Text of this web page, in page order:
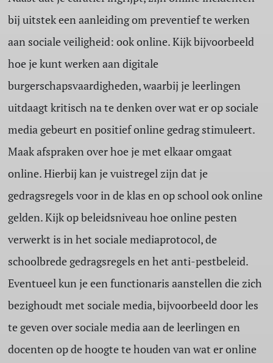
bij uitstek een aanleiding om preventief te werken
aan sociale veiligheid: ook online. Kijk bijvoorbeeld
hoe je kunt werken aan digitale
burgerschapsvaardigheden, waarbij je leerlingen
uitdaagt kritisch na te denken over wat er op sociale
media gebeurt en positief online gedrag stimuleert.
Maak afspraken over hoe je met elkaar omgaat
online. Hierbij kan je vuistregel zijn dat je
gedragsregels voor in de klas en op school ook online
gelden. Kijk op beleidsniveau hoe online pesten
verwerkt is in het sociale mediaprotocol, de
schoolbrede gedragsregels en het anti-pestbeleid.
Eventueel kun je een functionaris aanstellen die zich
bezighoudt met sociale media, bijvoorbeeld door les
te geven over sociale media aan de leerlingen en
docenten op de hoogte te houden van wat er online